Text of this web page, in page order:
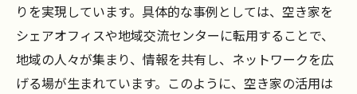
りを実現しています。具体的な事例としては、空き家を
シェアオフィスや地域交流センターに転用することで、
地域の人々が集まり、情報を共有し、ネットワークを広
げる場が生まれています。このように、空き家の活用は